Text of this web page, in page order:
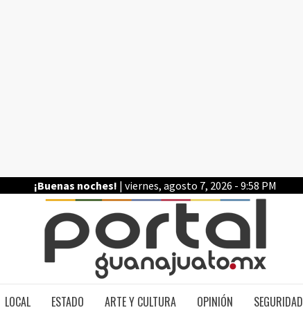
¡Buenas noches! | viernes, agosto 7, 2026 - 9:58 PM
LOCAL ESTADO ARTE Y CULTURA OPINIÓN SEGURIDAD